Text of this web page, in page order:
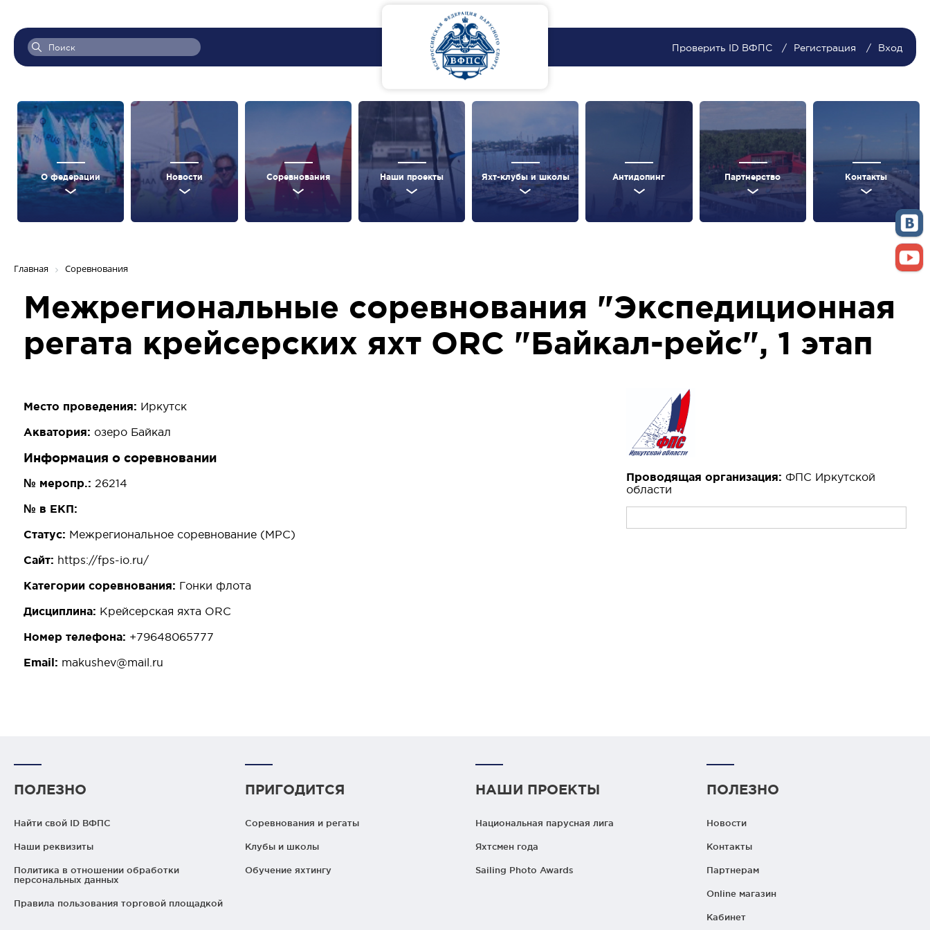
Проверить ID ВФПС Регистрация Вход
О федерации Новости Соревнования Наши проекты Яхт-клубы и школы Антидопинг Партнерство Контакты
Главная Соревнования
Межрегиональные соревнования "Экспедиционная
регата крейсерских яхт ORC "Байкал-рейс", 1 этап
Место проведения: Иркутск
Акватория: озеро Байкал
Информация о соревновании
№ меропр.: 26214
№ в ЕКП:
Статус: Межрегиональное соревнование (МРС)
Сайт: https://fps-io.ru/
Категории соревнования: Гонки флота
Дисциплина: Крейсерская яхта ORC
Номер телефона: +79648065777
Email: makushev@mail.ru
Проводящая организация: ФПС Иркутской
области
ПОЛЕЗНО
Найти свой ID ВФПС
Наши реквизиты
Политика в отношении обработки
персональных данных
Правила пользования торговой площадкой
ПРИГОДИТСЯ
Соревнования и регаты
Клубы и школы
Обучение яхтингу
НАШИ ПРОЕКТЫ
Национальная парусная лига
Яхтсмен года
Sailing Photo Awards
ПОЛЕЗНО
Новости
Контакты
Партнерам
Online магазин
Кабинет